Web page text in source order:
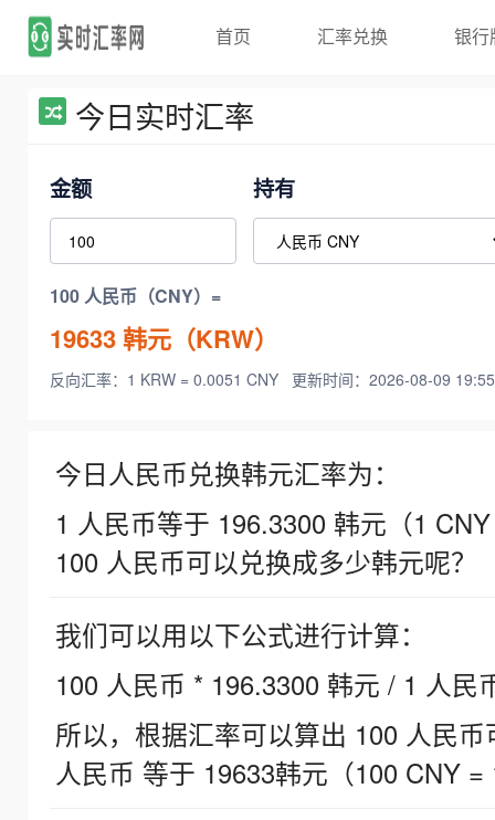
首页 汇率兑换 银行
今日实时汇率
金额 持有
100 人民币（CNY）=
19633韩元（KRW）
反向汇率：1 KRW = 0.0051 CNY 更新时间：2026-08-09
今日人民币兑换韩元汇率为：
1 人民币等于 196.3300 韩元（1
100 人民币可以兑换成多少韩元呢？
我们可以用以下公式进行计算：
100 人民币 * 196.3300 韩元 / 1 人民
所以，根据汇率可以算出 100 人民
人民币 等于 19633韩元（100 CNY =